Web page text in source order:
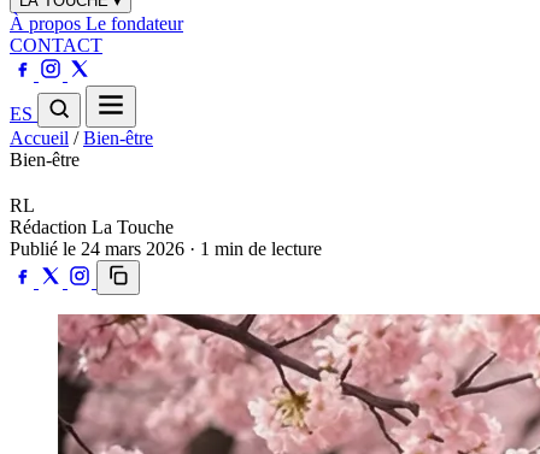
À propos Le fondateur
CONTACT
ES
Accueil / Bien-être
Bien-être
RL
Rédaction La Touche
Publié le 24 mars 2026 · 1 min de lecture